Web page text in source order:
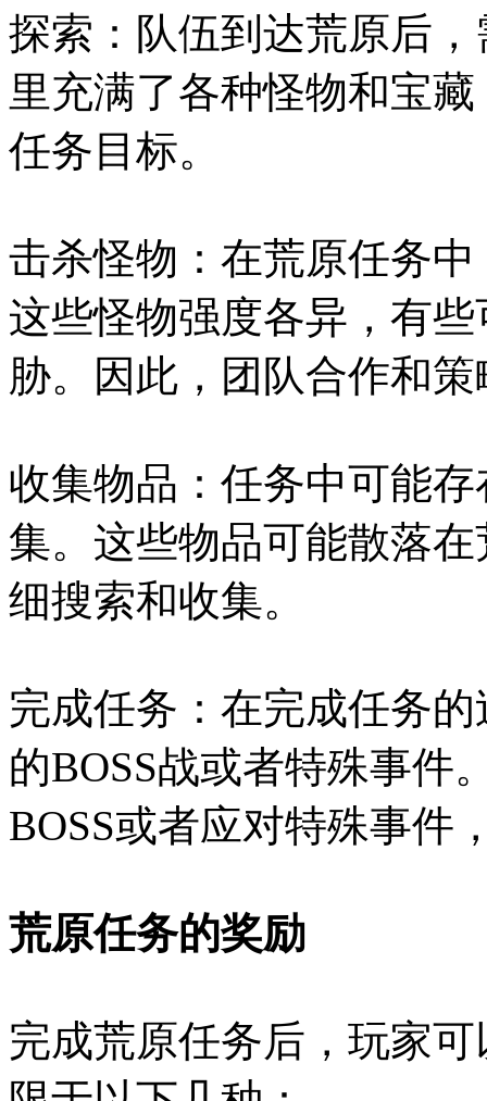
探索：队伍到达荒原后
里充满了各种怪物和宝
任务目标。
击杀怪物：在荒原任务
这些怪物强度各异，有
胁。因此，团队合作和
收集物品：任务中可能
集。这些物品可能散落
细搜索和收集。
完成任务：在完成任务
的BOSS战或者特殊事件
BOSS或者应对特殊事件
荒原任务的奖励
完成荒原任务后，玩家